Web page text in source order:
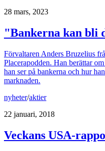
28 mars, 2023
"Bankerna kan bli
Förvaltaren Anders Bruzelius
Placerapodden. Han berättar
han ser på bankerna och hur
marknaden.
nyheter/aktier
22 januari, 2018
Veckans USA-